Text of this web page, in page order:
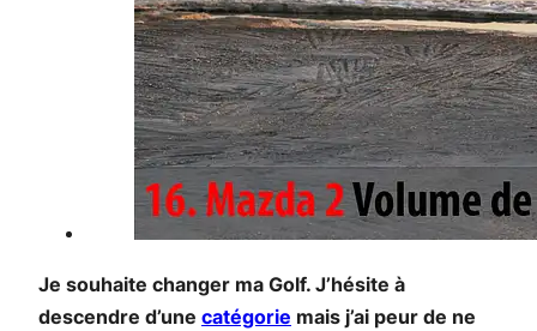
Je souhaite changer ma Golf. J’hésite à
descendre d’une catégorie mais j’ai peur de ne